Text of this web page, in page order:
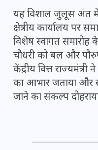
यह विशाल जुलूस अंत में
क्षेत्रीय कार्यालय पर
विशेष स्वागत समारोह
चौधरी को बल और
केंद्रीय वित्त
का आभार जताया और
जाने का संकल्प